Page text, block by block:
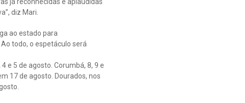
diz Mari.
ao estado para
todo, o espetáculo será
e 5 de agosto. Corumbá, 8, 9 e
17 de agosto. Dourados, nos